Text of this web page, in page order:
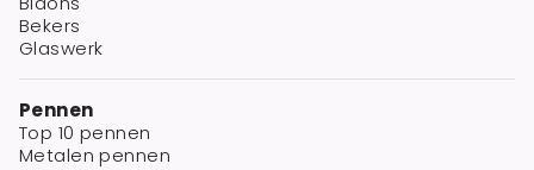
Bekers
Glaswerk
Pennen
Top 10 pennen
Metalen pennen